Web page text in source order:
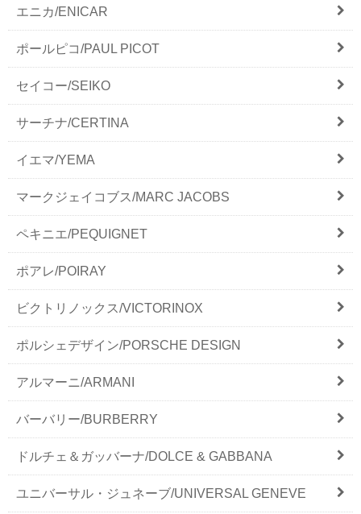
エニカ/ENICAR
ポールピコ/PAUL PICOT
セイコー/SEIKO
サーチナ/CERTINA
イエマ/YEMA
マークジェイコブス/MARC JACOBS
ペキニエ/PEQUIGNET
ポアレ/POIRAY
ビクトリノックス/VICTORINOX
ポルシェデザイン/PORSCHE DESIGN
アルマーニ/ARMANI
バーバリー/BURBERRY
ドルチェ＆ガッバーナ/DOLCE & GABBANA
ユニバーサル・ジュネーブ/UNIVERSAL GENEVE